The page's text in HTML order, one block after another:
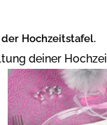
Hochzeitstafel.
deiner